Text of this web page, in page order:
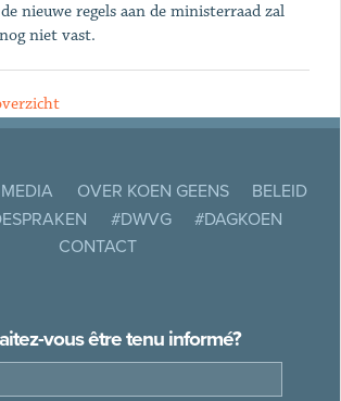
nieuwe regels aan de ministerraad zal
niet vast.
OVER KOEN GEENS
BELEID
#DWVG
#DAGKOEN
CONTACT
vous être tenu informé?